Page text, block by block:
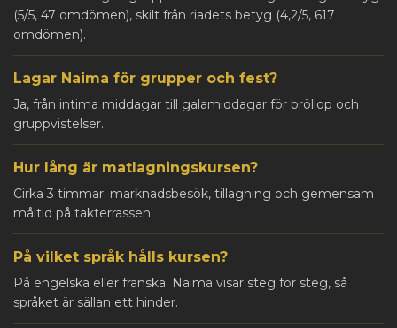
(5/5, 47 omdömen), skilt från riadets betyg (4,2/5, 617
omdömen).
Lagar Naima för grupper och fest?
Ja, från intima middagar till galamiddagar för bröllop och
gruppvistelser.
Hur lång är matlagningskursen?
Cirka 3 timmar: marknadsbesök, tillagning och gemensam
måltid på takterrassen.
På vilket språk hålls kursen?
På engelska eller franska. Naima visar steg för steg, så
språket är sällan ett hinder.